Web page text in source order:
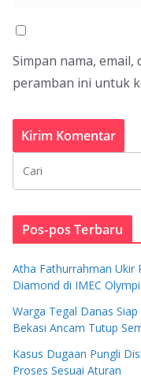
Simpan nama, email,
peramban ini untuk
Pos-pos Terbaru
Atha Fathurrahman Ukir
Diamond di IMEC
Warga Tegal Danas
Bekasi Ancam Tutup
Kasus Dugaan Pungli
Proses Sesuai Aturan